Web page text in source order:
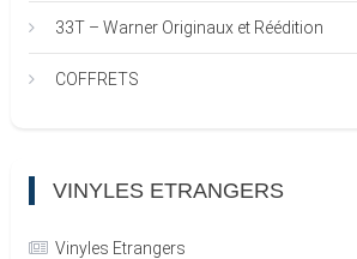
33T – Warner Originaux et Réédition
COFFRETS
VINYLES ETRANGERS
Vinyles Etrangers